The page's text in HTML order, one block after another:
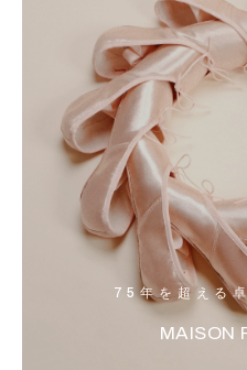
75年を超える
MAISON